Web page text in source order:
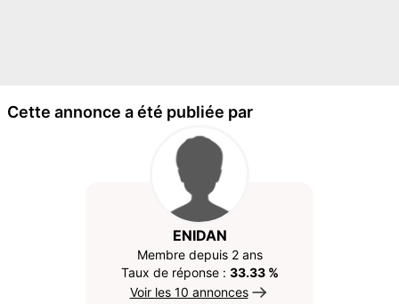
Cette annonce a été publiée par
ENIDAN
Membre depuis 2 ans
Taux de réponse : 33.33 %
Voir les 10 annonces